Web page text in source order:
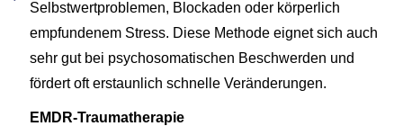
Selbstwertproblemen, Blockaden oder körperlich
empfundenem Stress. Diese Methode eignet sich auch
sehr gut bei psychosomatischen Beschwerden und
fördert oft erstaunlich schnelle Veränderungen.
EMDR-Traumatherapie